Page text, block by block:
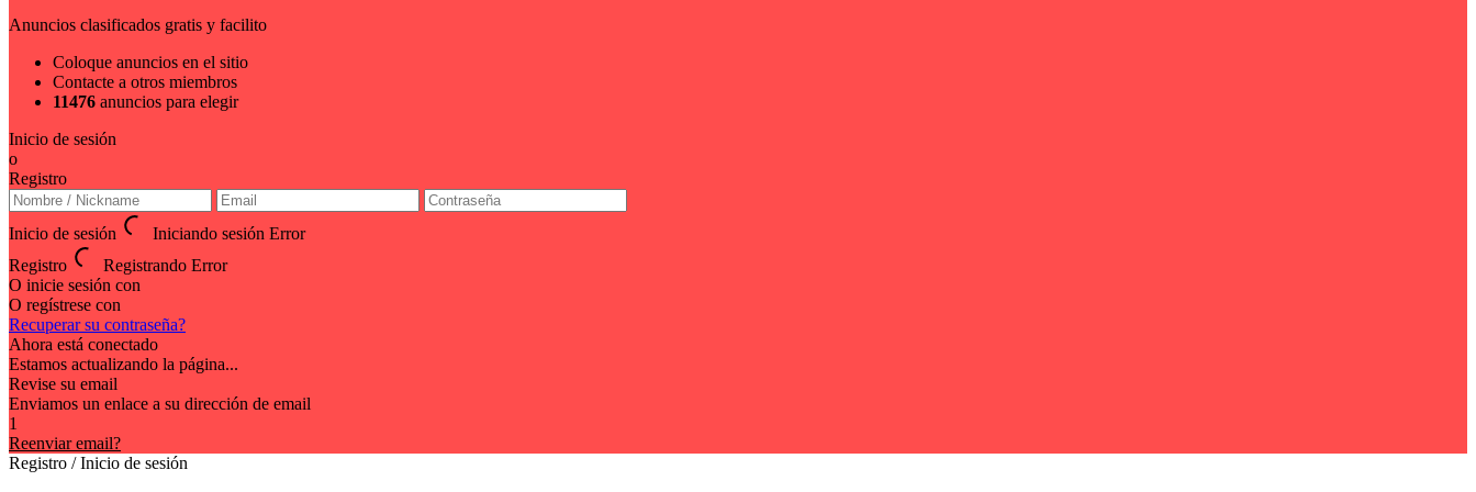
Anuncios clasificados gratis y facilito
Coloque anuncios en el sitio
Contacte a otros miembros
11476 anuncios para elegir
Inicio de sesión
o
Registro
Inicio de sesión Iniciando sesión Error
Registro
Registrando Error
O inicie sesión con
O regístrese con
Recuperar su contraseña?
Ahora está conectado
Estamos actualizando la página...
Revise su email
Enviamos un enlace a su dirección de email
1
Reenviar email?
Registro / Inicio de sesión